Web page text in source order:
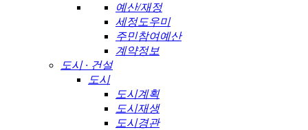
예산/재정
세정도우미
주민참여예산
계약정보
도시 · 건설
도시
도시계획
도시재생
도시경관